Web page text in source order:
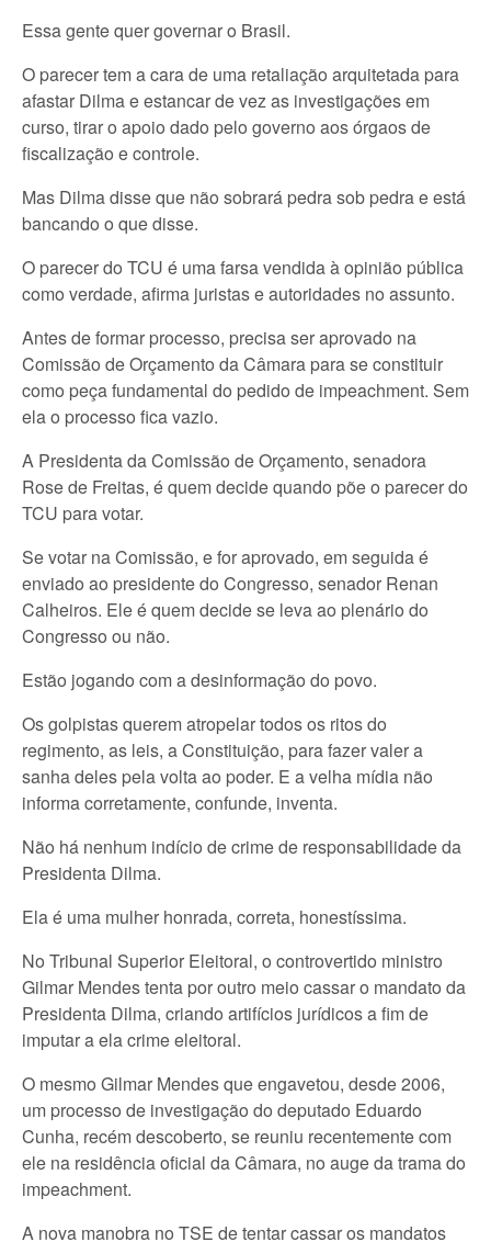
Essa gente quer governar o Brasil.
O parecer tem a cara de uma retaliação arquitetada para
afastar Dilma e estancar de vez as investigações em
curso, tirar o apoio dado pelo governo aos órgaos de
fiscalização e controle.
Mas Dilma disse que não sobrará pedra sob pedra e está
bancando o que disse.
O parecer do TCU é uma farsa vendida à opinião pública
como verdade, afirma juristas e autoridades no assunto.
Antes de formar processo, precisa ser aprovado na
Comissão de Orçamento da Câmara para se constituir
como peça fundamental do pedido de impeachment. Sem
ela o processo fica vazio.
A Presidenta da Comissão de Orçamento, senadora
Rose de Freitas, é quem decide quando põe o parecer do
TCU para votar.
Se votar na Comissão, e for aprovado, em seguida é
enviado ao presidente do Congresso, senador Renan
Calheiros. Ele é quem decide se leva ao plenário do
Congresso ou não.
Estão jogando com a desinformação do povo.
Os golpistas querem atropelar todos os ritos do
regimento, as leis, a Constituição, para fazer valer a
sanha deles pela volta ao poder. E a velha mídia não
informa corretamente, confunde, inventa.
Não há nenhum indício de crime de responsabilidade da
Presidenta Dilma.
Ela é uma mulher honrada, correta, honestíssima.
No Tribunal Superior Eleitoral, o controvertido ministro
Gilmar Mendes tenta por outro meio cassar o mandato da
Presidenta Dilma, criando artifícios jurídicos a fim de
imputar a ela crime eleitoral.
O mesmo Gilmar Mendes que engavetou, desde 2006,
um processo de investigação do deputado Eduardo
Cunha, recém descoberto, se reuniu recentemente com
ele na residência oficial da Câmara, no auge da trama do
impeachment.
A nova manobra no TSE de tentar cassar os mandatos